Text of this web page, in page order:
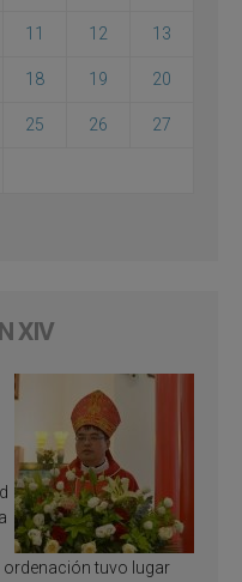
11 12 13
18 19 20
25 26 27
XIV
ordenación tuvo lugar